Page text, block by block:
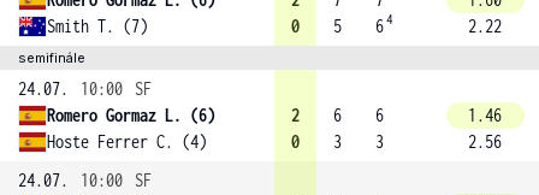
Smith T. (7)
0
5
64
2.22
semifinále
24.07. 10:00
SF
Romero Gormaz L. (6)
Hoste Ferrer C. (4)
2
0
6
3
6
3
1.46
2.56
24.07.
10:00
SF